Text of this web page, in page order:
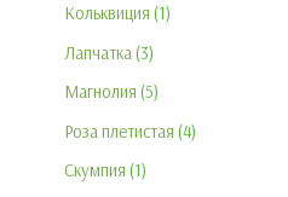
Кольквиция 1
Лапчатка 3
Магнолия 5
Роза плетистая 4
Скумпия 1